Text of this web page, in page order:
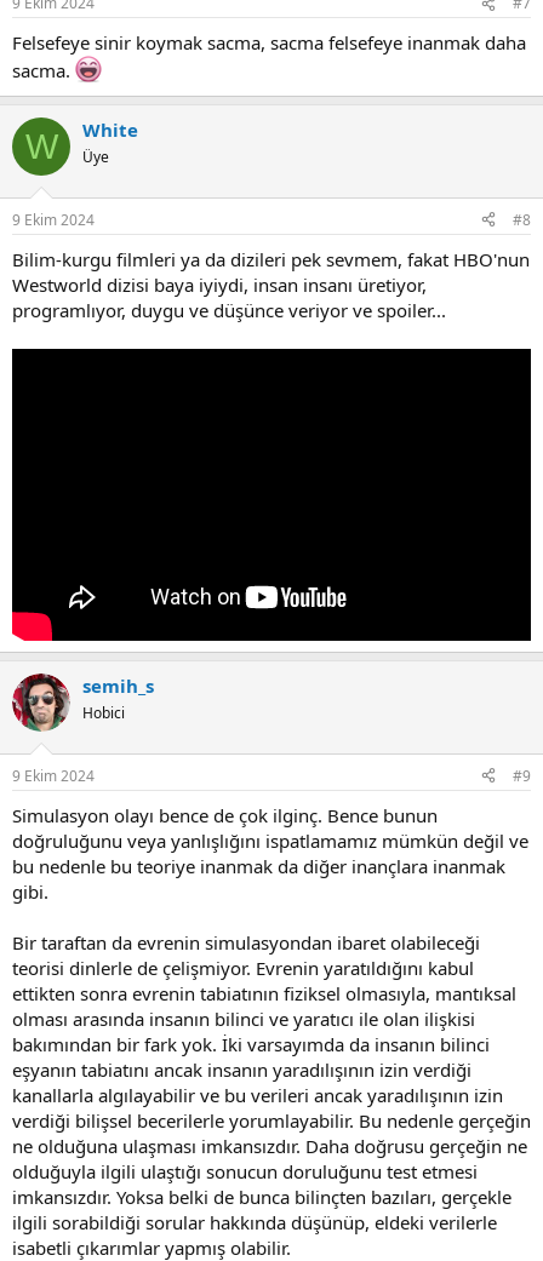
s
Felsefeye sinir koymak sacma, sacma felsefeye inanmak daha
sacma.
W White
Üye
9 Ekim 2024 #8
Bilim-kurgu filmleri ya da dizileri pek sevmem, fakat HBO'nun
Westworld dizisi baya iyiydi, insan insanı üretiyor,
programlıyor, duygu ve düşünce veriyor ve spoiler...
semih_s
Hobici
9 Ekim 2024 #9
Simulasyon olayı bence de çok ilginç. Bence bunun
doğruluğunu veya yanlışlığını ispatlamamız mümkün değil ve
bu nedenle bu teoriye inanmak da diğer inançlara inanmak
gibi.
Bir taraftan da evrenin simulasyondan ibaret olabileceği
teorisi dinlerle de çelişmiyor. Evrenin yaratıldığını kabul
ettikten sonra evrenin tabiatının fiziksel olmasıyla, mantıksal
olması arasında insanın bilinci ve yaratıcı ile olan ilişkisi
bakımından bir fark yok. İki varsayımda da insanın bilinci
eşyanın tabiatını ancak insanın yaradılışının izin verdiği
kanallarla algılayabilir ve bu verileri ancak yaradılışının izin
verdiği bilişsel becerilerle yorumlayabilir. Bu nedenle gerçeğin
ne olduğuna ulaşması imkansızdır. Daha doğrusu gerçeğin ne
olduğuyla ilgili ulaştığı sonucun doruluğunu test etmesi
imkansızdır. Yoksa belki de bunca bilinçten bazıları, gerçekle
ilgili sorabildiği sorular hakkında düşünüp, eldeki verilerle
isabetli çıkarımlar yapmış olabilir.